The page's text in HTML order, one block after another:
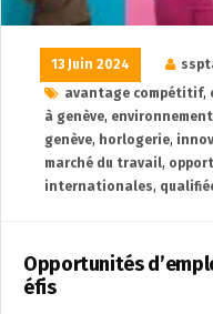
13 Juin 2024
avantage compétitif,
à genève,
genève, horlogerie,
marché du travail,
internationales,
Opportunités
éfis